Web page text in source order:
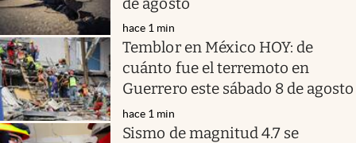
hace 1 min
Temblor en México HOY: de
cuánto fue el terremoto en
Guerrero este sábado 8 de agosto
hace 1 min
Sismo de magnitud 4.7 se